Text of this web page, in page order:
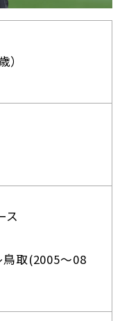
）
ス
鳥取(2005〜08